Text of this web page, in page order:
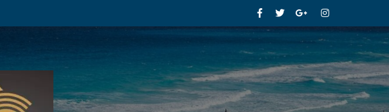
FacebookTwitterGoogle+Instagram